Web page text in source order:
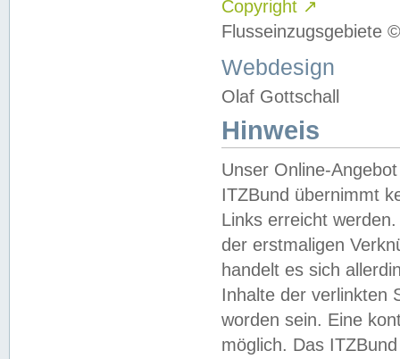
Copyright ↗
Flusseinzugsgebiete
Webdesign
Olaf Gottschall
Hinweis
Unser Online-
ITZBund übernimmt
Links erreicht
der erstmaligen
handelt es sich
Inhalte der verlinkten
worden sein. Eine
möglich. Das